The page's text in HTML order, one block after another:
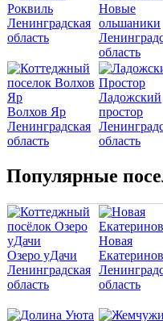
Роквиль
Ленинградская
область
Новые
ольшаники
область
Волхов Яр
Ленинградская
область
Ладожский
простор
область
Популярные
Озеро уДачи
Ленинградская
область
Новая
область